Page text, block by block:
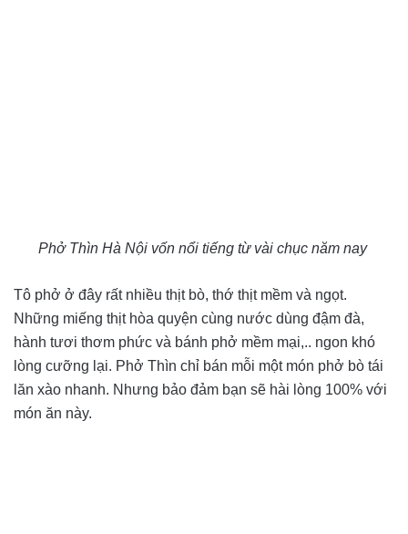
Phở Thìn Hà Nội vốn nổi tiếng từ vài chục năm nay
Tô phở ở đây rất nhiều thịt bò, thớ thịt mềm và ngọt.
Những miếng thịt hòa quyện cùng nước dùng đậm đà,
hành tươi thơm phức và bánh phở mềm mại,.. ngon khó
lòng cưỡng lại. Phở Thìn chỉ bán mỗi một món phở bò tái
lăn xào nhanh. Nhưng bảo đảm bạn sẽ hài lòng 100% với
món ăn này.